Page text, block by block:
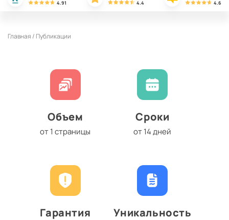
4.91 4.4 4.6
Главная / Публикации
Объем
от 1 страницы
Гарантия
Сроки
от 14 дней
Уникальность